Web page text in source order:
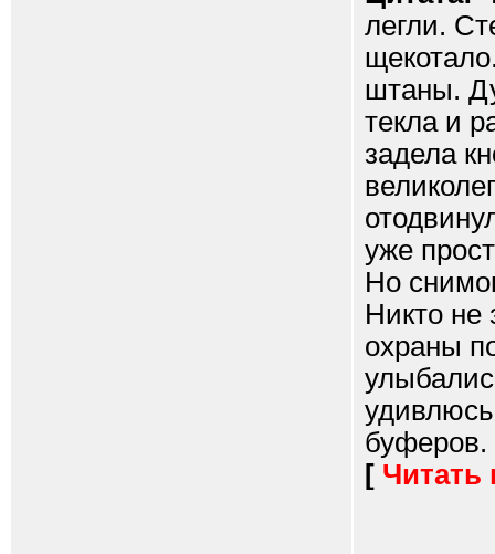
легли.
штаны.
текла и
задела
уже
Но
Никто не
охраны
[ Читать